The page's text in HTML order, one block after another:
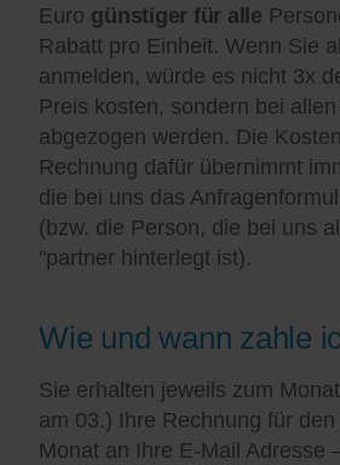
Euro günstiger für alle
Rabatt pro Einheit. Wenn Sie
anmelden, würde es nicht 3x
Preis kosten, sondern bei
abgezogen werden. Die
Rechnung dafür übernimmt
die bei uns das
(bzw. die Person, die bei uns
"partner hinterlegt ist).
Wie und wann zahle
Sie erhalten jeweils zum
am 03.) Ihre Rechnung für
Monat an Ihre E-Mail Adresse